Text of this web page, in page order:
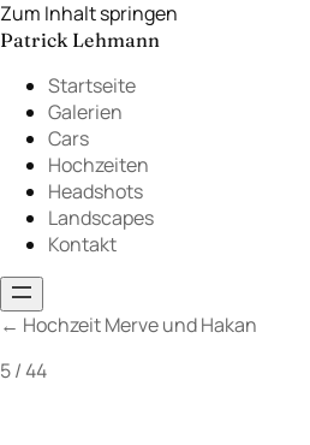
Zum Inhalt springen
Patrick Lehmann
Startseite
Galerien
Cars
Hochzeiten
Headshots
Landscapes
Kontakt
← Hochzeit Merve und Hakan
5 / 44